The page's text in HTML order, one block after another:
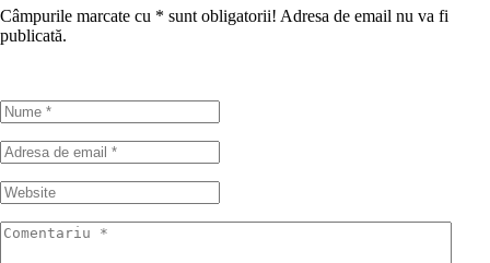
Câmpurile marcate cu * sunt obligatorii! Adresa de email nu va fi
publicată.